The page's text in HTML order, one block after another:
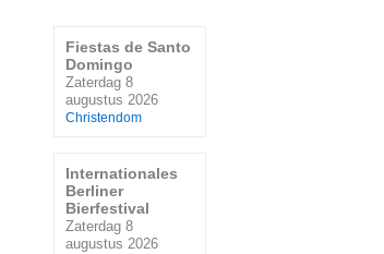
Fiestas de Santo
Domingo
Zaterdag 8
augustus 2026
Christendom
Internationales
Berliner
Bierfestival
Zaterdag 8
augustus 2026